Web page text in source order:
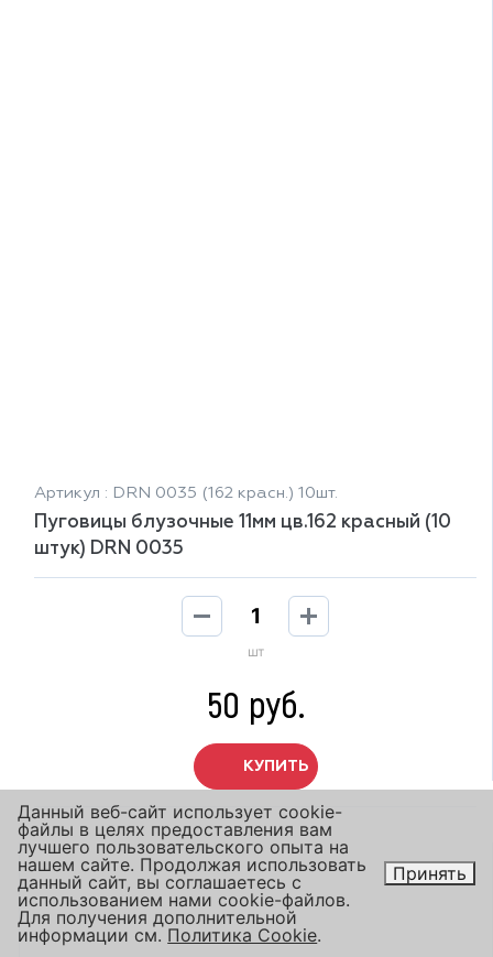
Артикул : DRN 0035 (162 красн.) 10шт.
Пуговицы блузочные 11мм цв.162 красный (10
штук) DRN 0035
шт
50 руб.
КУПИТЬ
Данный веб-сайт использует cookie-
файлы в целях предоставления вам
лучшего пользовательского опыта на
нашем сайте. Продолжая использовать
данный сайт, вы соглашаетесь с
использованием нами cookie-файлов.
Для получения дополнительной
информации см. Политика Cookie.
Принять